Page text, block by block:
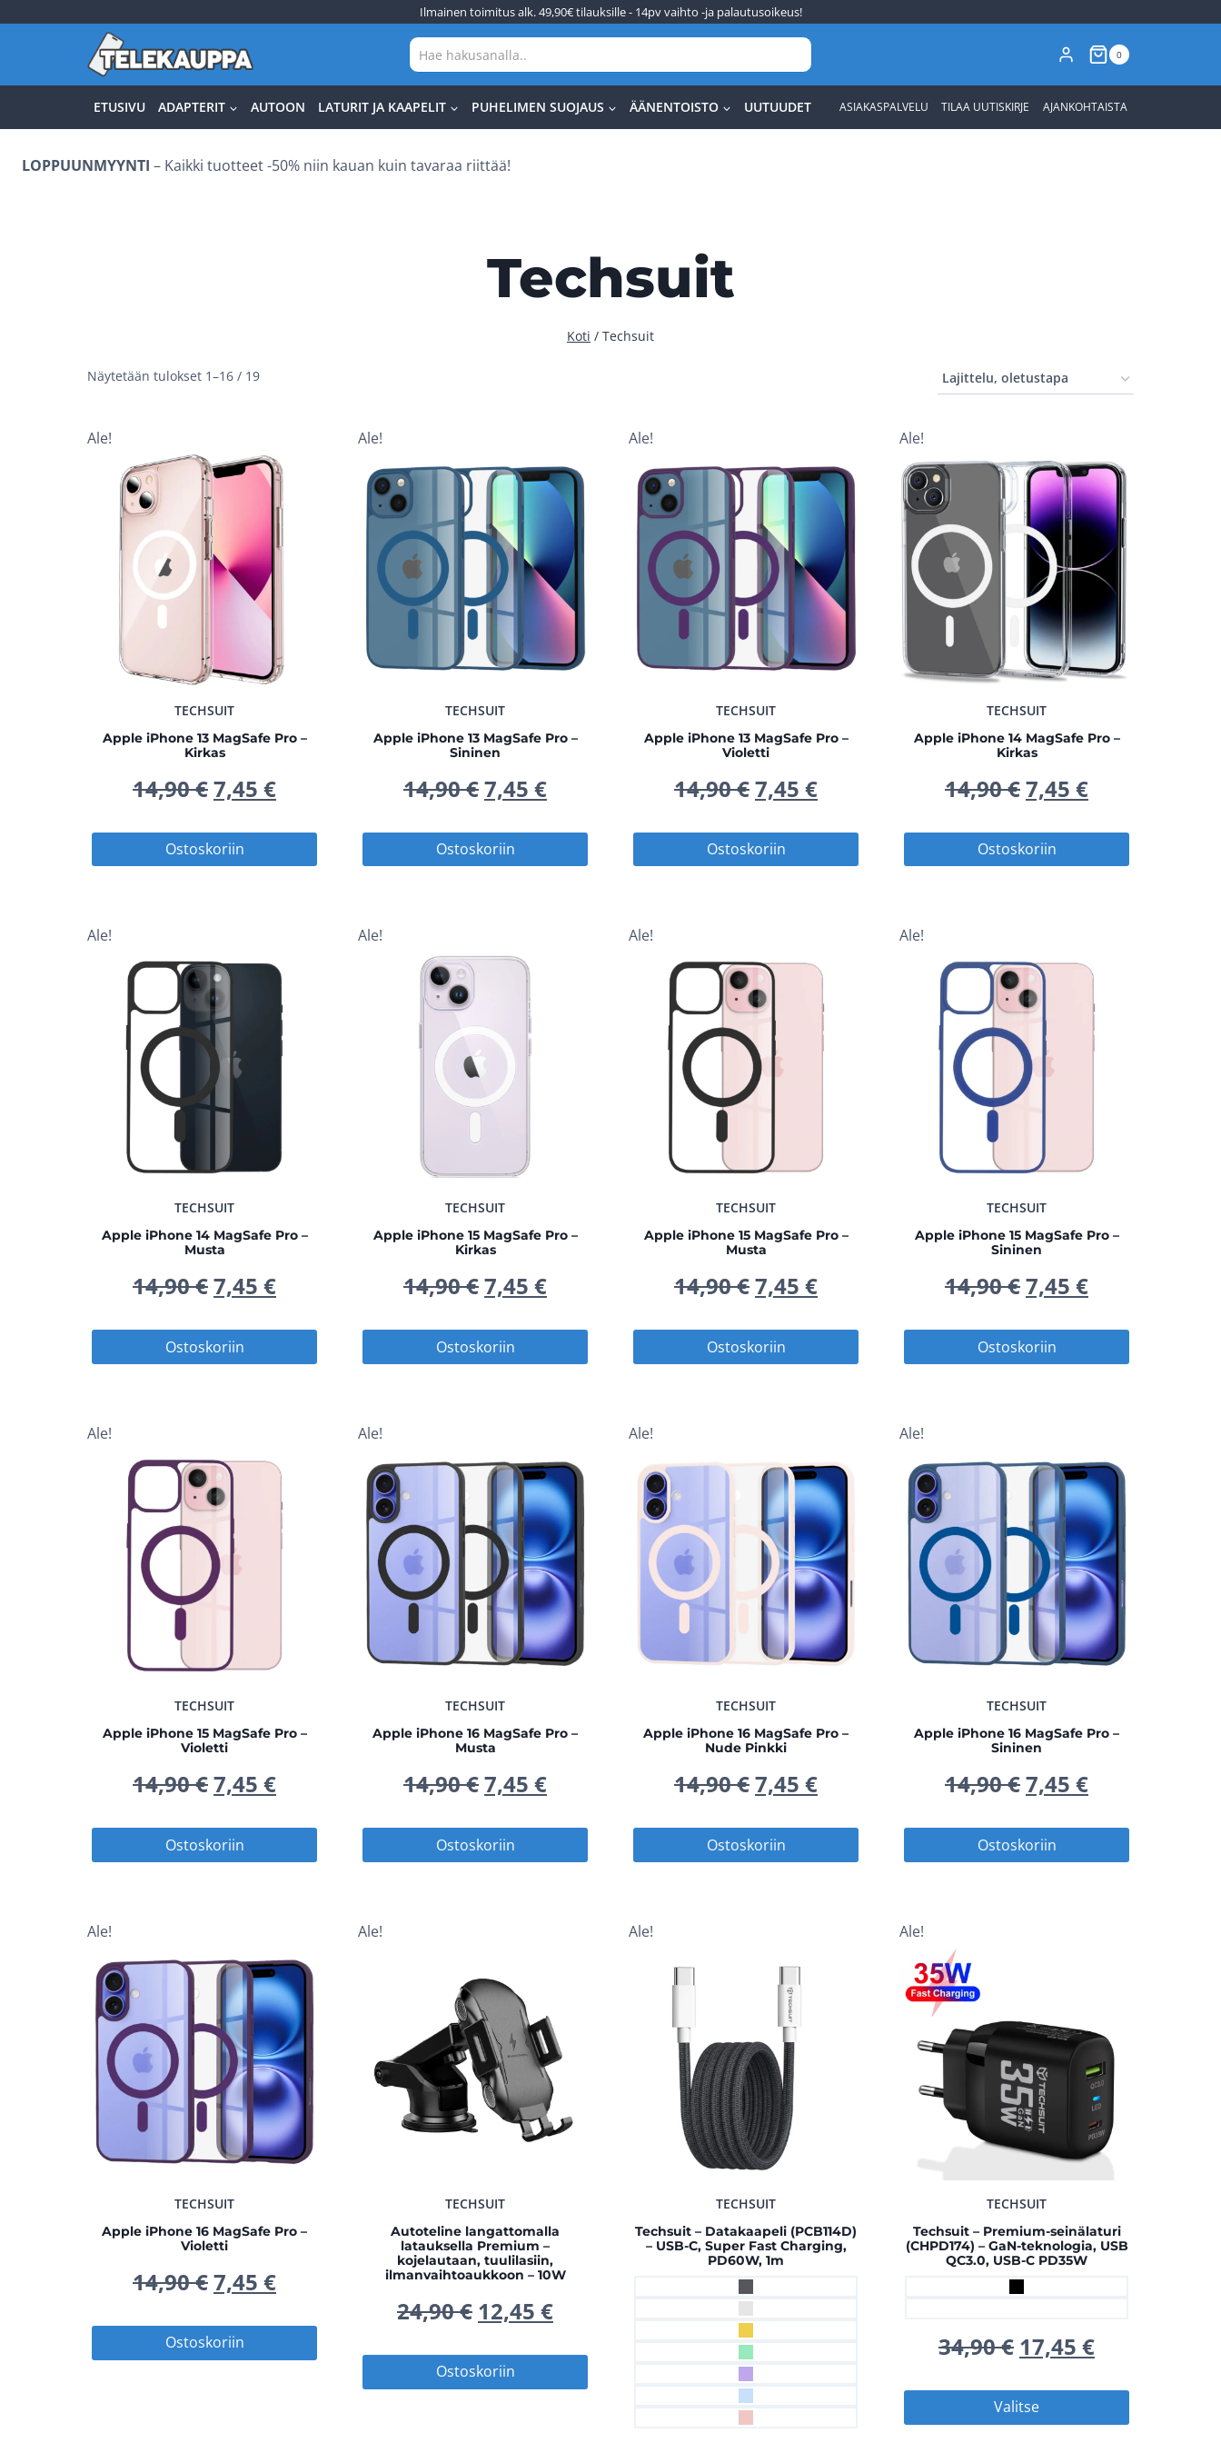
Ilmainen toimitus alk. 49,90€ tilauksille - 14pv vaihto -ja palautusoikeus!
0
ETUSIVU ADAPTERIT AUTOON LATURIT JA KAAPELIT PUHELIMEN SUOJAUS ÄÄNENTOISTO UUTUUDET ASIAKASPALVELU TILAA UUTISKIRJE AJANKOHTAISTA
LOPPUUNMYYNTI – Kaikki tuotteet -50% niin kauan kuin tavaraa riittää!
Techsuit
Koti / Techsuit
Näytetään tulokset 1–16 / 19
Ale!
TECHSUIT
Apple iPhone 13 MagSafe Pro –
Kirkas
14,90€Alkuperäinen
hinta
oli:
7,45 €Nykyinen
hinta
on:
Ostoskoriin
Ale!
TECHSUIT
Apple iPhone 13 MagSafe Pro –
Sininen
14,90€Alkuperäinen
hinta
oli:
7,45 €Nykyinen
hinta
on:
Ostoskoriin
Ale!
TECHSUIT
Apple iPhone 13 MagSafe Pro –
Violetti
14,90€Alkuperäinen
hinta
oli:
7,45 €Nykyinen
hinta
on:
Ostoskoriin
Ale!
TECHSUIT
Apple iPhone 14 MagSafe Pro –
Kirkas
14,90€Alkuperäinen
hinta
oli:
7,45 €Nykyinen
hinta
on:
Ostoskoriin
Ale!
TECHSUIT
Apple iPhone 14 MagSafe Pro –
Musta
14,90€Alkuperäinen
hinta
oli:
7,45 €Nykyinen
hinta
on:
Ostoskoriin
Ale!
TECHSUIT
Apple iPhone 15 MagSafe Pro –
Kirkas
14,90€Alkuperäinen
hinta
oli:
7,45 €Nykyinen
hinta
on:
Ostoskoriin
Ale!
TECHSUIT
Apple iPhone 15 MagSafe Pro –
Musta
14,90€Alkuperäinen
hinta
oli:
7,45 €Nykyinen
hinta
on:
Ostoskoriin
Ale!
TECHSUIT
Apple iPhone 15 MagSafe Pro –
Sininen
14,90€Alkuperäinen
hinta
oli:
7,45 €Nykyinen
hinta
on:
Ostoskoriin
Ale!
TECHSUIT
Apple iPhone 15 MagSafe Pro –
Violetti
14,90€Alkuperäinen
hinta
oli:
7,45 €Nykyinen
hinta
on:
Ostoskoriin
Ale!
TECHSUIT
Apple iPhone 16 MagSafe Pro –
Musta
14,90€Alkuperäinen
hinta
oli:
7,45 €Nykyinen
hinta
on:
Ostoskoriin
Ale!
TECHSUIT
Apple iPhone 16 MagSafe Pro –
Nude Pinkki
14,90€Alkuperäinen
hinta
oli:
7,45 €Nykyinen
hinta
on:
Ostoskoriin
Ale!
TECHSUIT
Apple iPhone 16 MagSafe Pro –
Sininen
14,90€Alkuperäinen
hinta
oli:
7,45 €Nykyinen
hinta
on:
Ostoskoriin
Ale!
TECHSUIT
Apple iPhone 16 MagSafe Pro –
Violetti
14,90€Alkuperäinen
hinta
oli:
7,45 €Nykyinen
hinta
on:
Ostoskoriin
Ale!
TECHSUIT
Autoteline langattomalla
latauksella Premium –
kojelautaan, tuulilasiin,
ilmanvaihtoaukkoon – 10W
24,90€ Alkuperäinen
hinta
oli:
12,45 €Nykyinen
hinta
on:
Ostoskoriin
Ale!
TECHSUIT
Techsuit – Datakaapeli (PCB114D)
– USB-C, Super Fast Charging,
PD60W, 1m
Ale!
TECHSUIT
Techsuit – Premium-seinälaturi
(CHPD174) – GaN-teknologia, USB
QC3.0, USB-C PD35W
34,90€ Alkuperäinen
hinta
oli:
17,45 €Nykyinen
hinta
on:
Valitse